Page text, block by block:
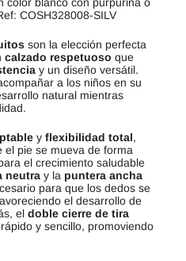
COSH328008-SILV
son la elección perfecta
calzado respetuoso que
y un diseño versátil.
a los niños en su
natural mientras
y flexibilidad total,
el pie se mueva de forma
el crecimiento saludable
neutra y la puntera ancha
para que los dedos se
el desarrollo de
el doble cierre de tira
y sencillo, promoviendo